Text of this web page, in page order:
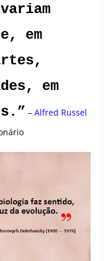
em
em
– Alfred Russel